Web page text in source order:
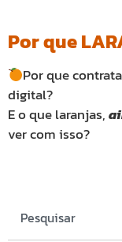
Por que
Por que
digital?
E o que laranjas,
ver com isso?